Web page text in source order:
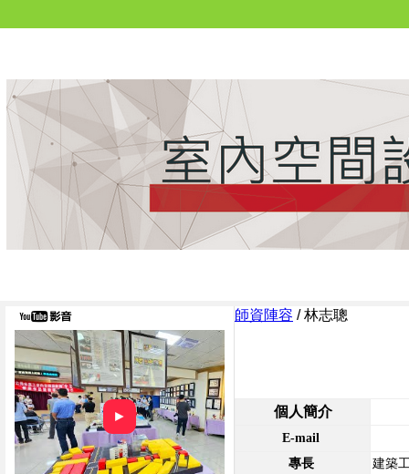
►
師資陣容 /林志聰
個人簡介
E-mail
專長
建築